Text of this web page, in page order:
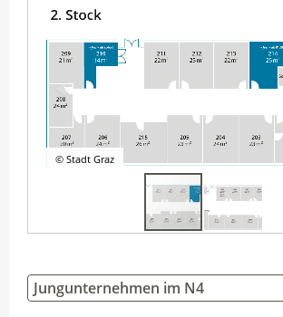
© Stadt Graz
Jungunternehmen im N4